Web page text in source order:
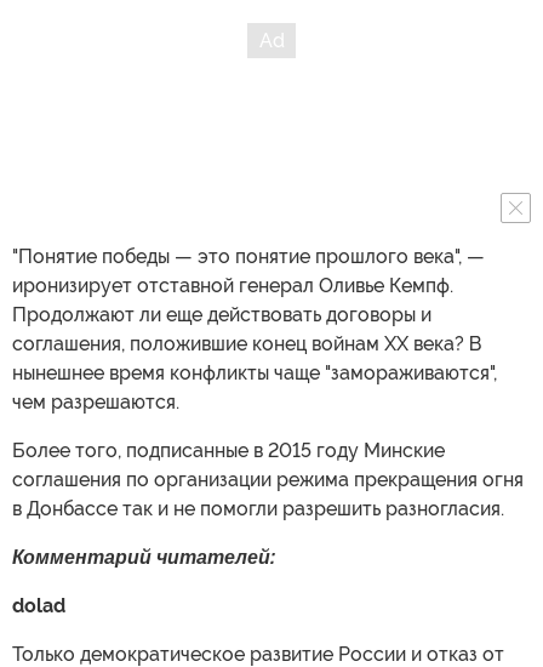
"Понятие победы — это понятие прошлого века", —
иронизирует отставной генерал Оливье Кемпф.
Продолжают ли еще действовать договоры и
соглашения, положившие конец войнам ХХ века? В
нынешнее время конфликты чаще "замораживаются",
чем разрешаются.
Более того, подписанные в 2015 году Минские
соглашения по организации режима прекращения огня
в Донбассе так и не помогли разрешить разногласия.
Комментарий читателей:
dolad
Только демократическое развитие России и отказ от